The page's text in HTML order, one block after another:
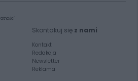
Skontakuj się z nami
Kontakt
Redakcja
Newsletter
Reklama